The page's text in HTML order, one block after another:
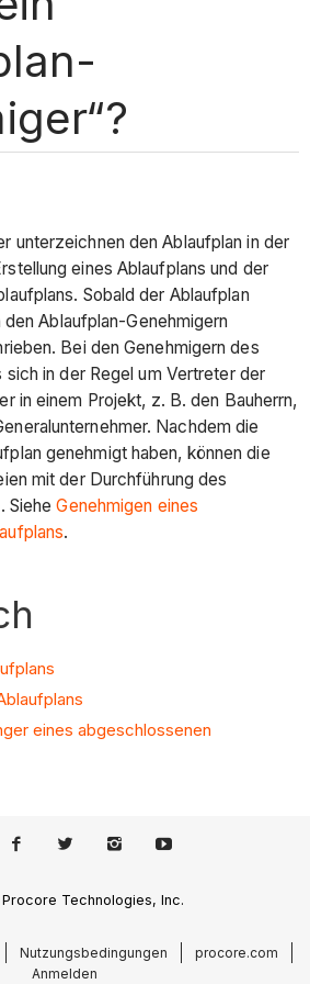
unterzeichnen den Ablaufplan in der
eines Ablaufplans und der
Sobald der Ablaufplan
Ablaufplan-Genehmigern
Bei den Genehmigern des
sich in der Regel um Vertreter der
in einem Projekt, z. B. den Bauherrn,
Nachdem die
genehmigt haben, können die
mit der Durchführung des
SieheGenehmigen eines
.
eines abgeschlossenen
Technologies, Inc.
Nutzungsbedingungen
procore.com
Anmelden